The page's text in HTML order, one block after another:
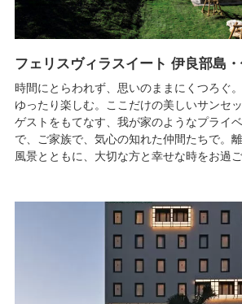
フェリスヴィラスイート 伊良部島・
時間にとらわれず、思いのままにくつろぐ
ゆったり楽しむ。ここだけの美しいサンセ
ゲストをもてなす、我が家のようなプライ
で、ご家族で、気心の知れた仲間たちで。
風景とともに、大切な方と幸せな時をお過ご